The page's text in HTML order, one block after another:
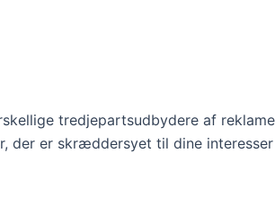
tredjepartsudbydere af
der er skræddersyet til dine